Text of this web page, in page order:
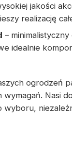
jakości
realizację
–
idealnie
ogrodzeń
wymagań. Nasi
wyboru,